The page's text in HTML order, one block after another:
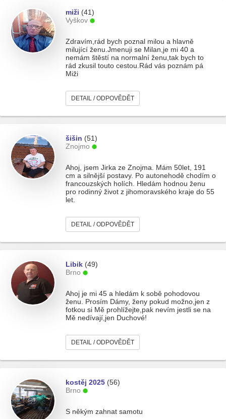
miži (41)
Vyškov
Zdravím,rád bych poznal milou a hlavně
milující ženu.Jmenuji se Milan,je mi 40 a
nemám štěstí na normalní ženu,tak bych to
rád zkusil touto cestou.Rád vás poznám pá
Miži
DETAIL / ODPOVĚDĚT
šišin (51)
Znojmo
Ahoj, jsem Jirka ze Znojma. Mám 50let, 191
cm a silnější postavy. Po autonehodě chodím o
francouzských holích. Hledám hodnou ženu
pro rodinný život z jihomoravského kraje do 55
let.
DETAIL / ODPOVĚDĚT
Libik (49)
Brno
Ahoj je mi 45 a hledám k sobě pohodovou
ženu. Prosím Dámy, ženy pokud možno,jen z
fotkou si Mě prohlížejte,pak nevím jestli se na
Mě nedívají,jen Duchové!
DETAIL / ODPOVĚDĚT
kostěj 2025 (56)
Brno
S někým zahnat samotu